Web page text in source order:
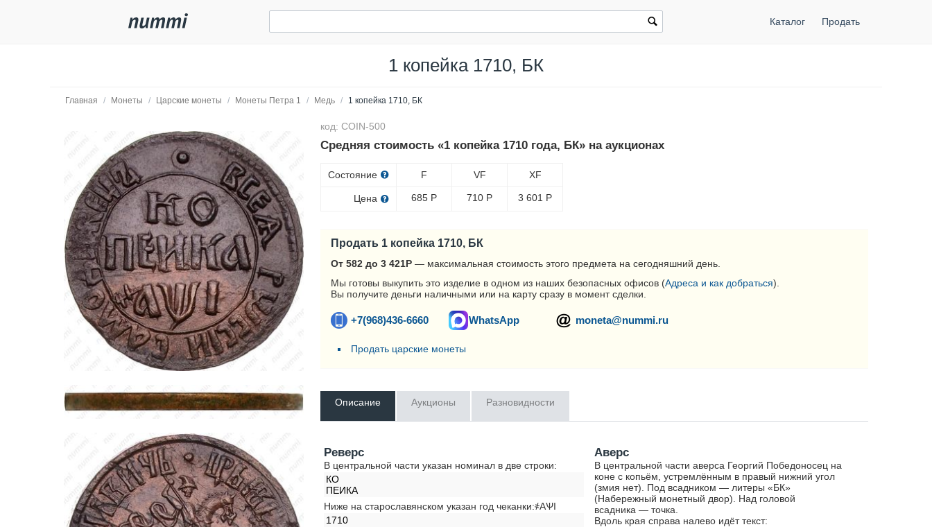
Каталог Продать
1 копейка 1710, БК
Главная / Монеты / Царские монеты / Монеты Петра 1 / Медь / 1 копейка 1710, БК
код: COIN-500
Средняя стоимость «1 копейка 1710 года, БК» на аукционах
Состояние
Цена
F
685 Р
VF
710 Р
XF
3 601 Р
Продать 1 копейка 1710, БК
От 582 до 3 421Р — максимальная стоимость этого предмета на сегодняшний день.
Мы готовы выкупить это изделие в одном из наших безопасных офисов (Адреса и как добраться).
Вы получите деньги наличными или на карту сразу в момент сделки.
+7(968)436-6660 WhatsApp moneta@nummi.ru
Продать царские монеты
Описание Аукционы Разновидности
Реверс
В центральной части указан номинал в две строки:
КО
ПЕИКА
Ниже на старославянском указан год чеканки:҂АѰI
1710
Аверс
В центральной части аверса Георгий Победоносец на
коне с копьём, устремлённым в правый нижний угол
(змия нет). Под всадником — литеры «БК»
(Набережный монетный двор). Над головой
всадника — точка.
Вдоль края справа налево идёт текст: